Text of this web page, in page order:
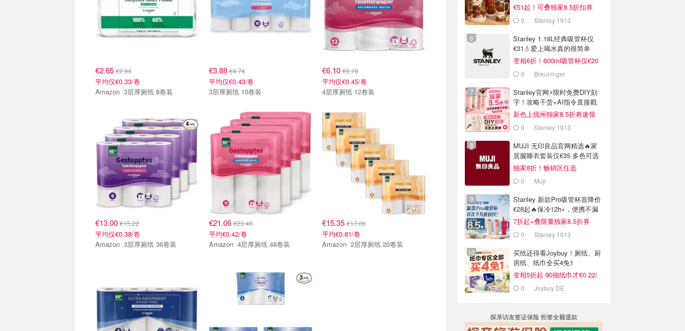
€2.65 €2.94
平均仅€0.33/卷
Amazon 3层厚厕纸 8卷装
€3.88€4.74
平均仅€0.43/卷
3层厚厕纸 10卷装
€6.10 €6.78
平均仅€0.45/卷
4层厚厕纸 12卷装
€13.00 €15.22
平均仅€0.38/卷
Amazon 3层厚厕纸 36卷装
€21.06€23.40
平均€0.42/卷
Amazon 4层厚厕纸 48卷装
€15.35 €17.06
平均€0.81/卷
Amazon 2层厚厕纸 20卷装
€51起！可叠独家8.5折扣券
0 Stanley 1913
Stanley 1.18L经典吸管杯仅
€31💧爱上喝水真的很简单
变相6折！600ml吸管杯仅€20
0 Breuninger
Stanley官网⚡️限时免费DIY刻
字！攻略干货+AI指令直接戳
新色上线🆓独家8.5折劵速领
0 Stanley 1913
MUJI 无印良品官网精选🔥家
居服睡衣套装仅€35 多色可选
独家8折！畅销区任选
0 Muji
Stanley 新款Pro吸管杯首降价
€28起🔥保冷12h+，便携不漏
水
7折起+叠限量独家8.5折券
0 Stanley 1913
买纸还得看Joybuy！厕纸、厨
房纸、纸巾全买4免1
变相5折起 90抽纸巾才€0.22/
包 0 Joybuy DE
探亲访友签证保险 拒签全额退款